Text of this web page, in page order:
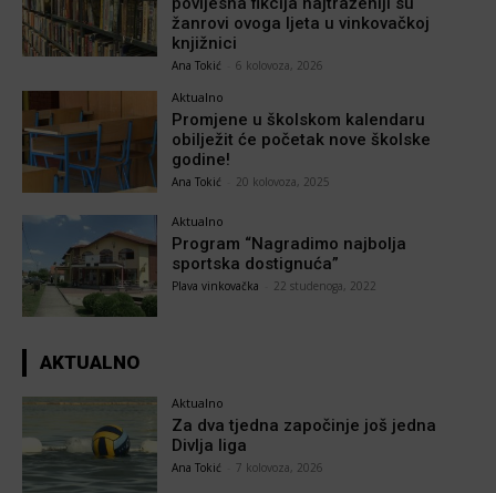
žanrovi ovoga ljeta u vinkovačkoj
knjižnici
Ana Tokić 6 kolovoza, 2026
Aktualno
Promjene u školskom kalendaru
obilježit će početak nove školske
godine!
Ana Tokić 20 kolovoza, 2025
Aktualno
Program “Nagradimo najbolja
sportska dostignuća”
Plava vinkovačka 22 studenoga, 2022
AKTUALNO
Aktualno
Za dva tjedna započinje još jedna
Divlja liga
Ana Tokić 7 kolovoza, 2026